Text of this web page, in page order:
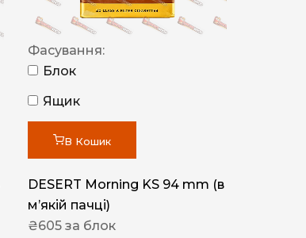
Фасування:
Блок
Ящик
В Кошик
DESERT Morning KS 94 mm (в
мʼякій пачці)
₴605 за блок